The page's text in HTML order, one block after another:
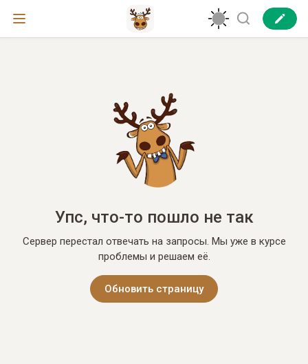
Упс, что-то пошло не так
Сервер перестал отвечать на запросы. Мы уже в курсе
проблемы и решаем её.
Обновить страницу